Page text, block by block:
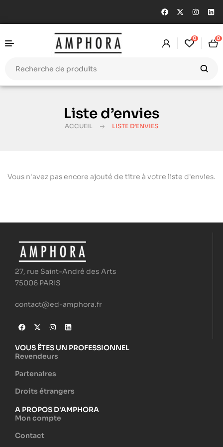
0 0
Liste d’envies
ACCUEIL LISTE D’ENVIES
Vous n'avez pas encore ajouté de titre à votre liste d'envies.
27, rue Saint-André des Arts
75006 PARIS
contact@ed-amphora.fr
VOUS ÊTES UN PROFESSIONNEL
Revendeurs
Partenaires
Droits étrangers
A PROPOS D'AMPHORA
Mon compte
Contact